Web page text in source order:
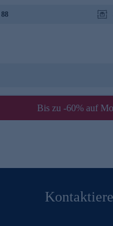
Bis zu -60% auf